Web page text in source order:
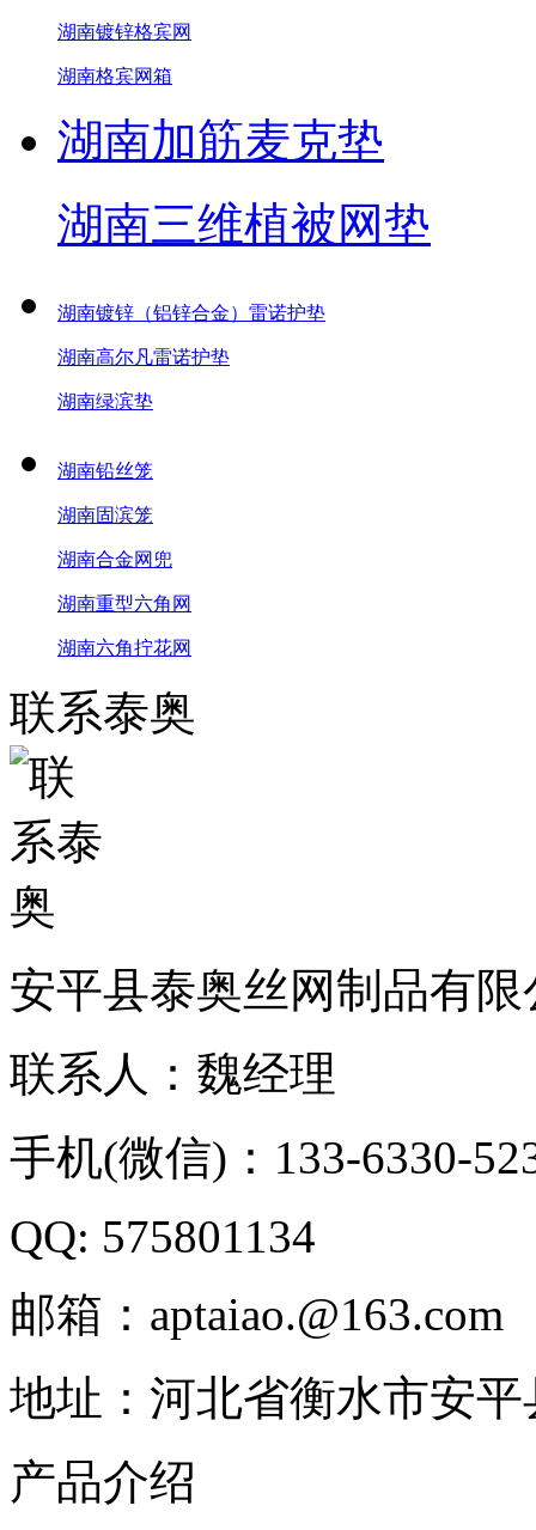
湖南镀锌格宾网
湖南格宾网箱
湖南加筋麦克垫
湖南三维植被网垫
湖南镀锌（铝锌合金）雷诺护垫
湖南高尔凡雷诺护垫
湖南绿滨垫
湖南铅丝笼
湖南固滨笼
湖南合金网兜
湖南重型六角网
湖南六角拧花网
联系泰奥
安平县泰奥丝网制品有限
联系人：魏经理
手机(微信)：133-6330-
QQ: 575801134
邮箱：aptaiao.@163.com
地址：河北省衡水市安
产品介绍